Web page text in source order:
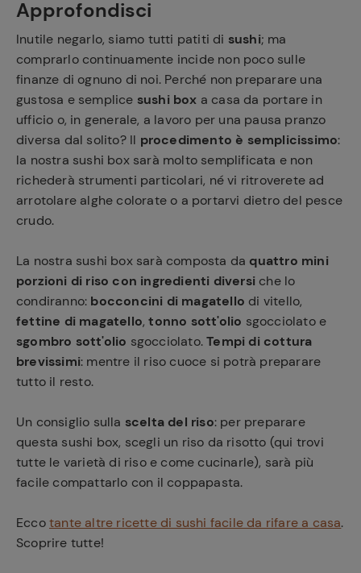
Approfondisci
Inutile negarlo, siamo tutti patiti di sushi; ma
comprarlo continuamente incide non poco sulle
finanze di ognuno di noi. Perché non preparare una
gustosa e semplice sushi box a casa da portare in
ufficio o, in generale, a lavoro per una pausa pranzo
diversa dal solito? Il procedimento è semplicissimo:
la nostra sushi box sarà molto semplificata e non
richederà strumenti particolari, né vi ritroverete ad
arrotolare alghe colorate o a portarvi dietro del pesce
crudo.
La nostra sushi box sarà composta da quattro mini
porzioni di riso con ingredienti diversi che lo
condiranno: bocconcini di magatello di vitello,
fettine di magatello,tonno sott'olio sgocciolato e
sgombro sott'olio sgocciolato.Tempi di cottura
brevissimi: mentre il riso cuoce si potrà preparare
tutto il resto.
Un consiglio sulla scelta del riso: per preparare
questa sushi box, scegli un riso da risotto (qui trovi
tutte le varietà di riso e come cucinarle), sarà più
facile compattarlo con il coppapasta.
Eccotante altre ricette di sushi facile da rifare a casa.
Scoprire tutte!